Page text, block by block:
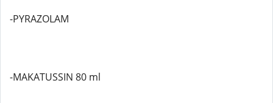
-PYRAZOLAM
-MAKATUSSIN 80 ml